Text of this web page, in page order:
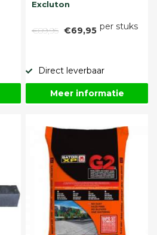
Excluton
€89,95 €69,95 per stuks
Direct leverbaar
Meer informatie